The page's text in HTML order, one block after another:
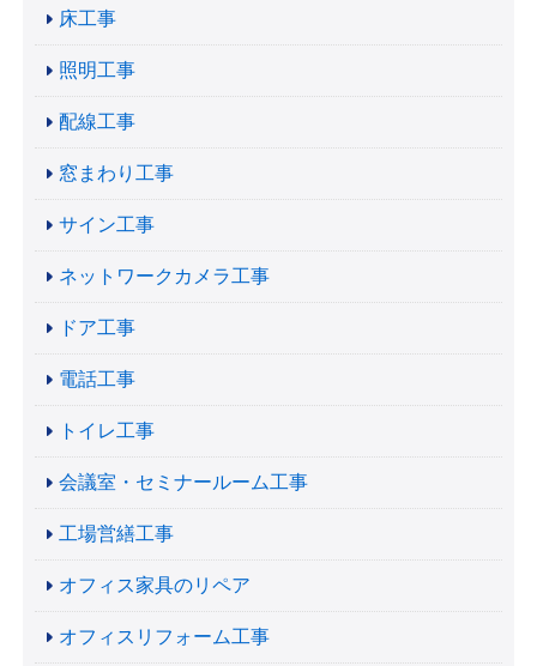
床工事
照明工事
配線工事
窓まわり工事
サイン工事
ネットワークカメラ工事
ドア工事
電話工事
トイレ工事
会議室・セミナールーム工事
工場営繕工事
オフィス家具のリペア
オフィスリフォーム工事